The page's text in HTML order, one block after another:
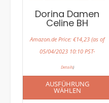
Dorina Damen
Celine BH
Amazon.de Price:€14,23 (as of
05/04/2023 10:10 PST-
Details)
AUSFÜHRUNG
WÄHLEN